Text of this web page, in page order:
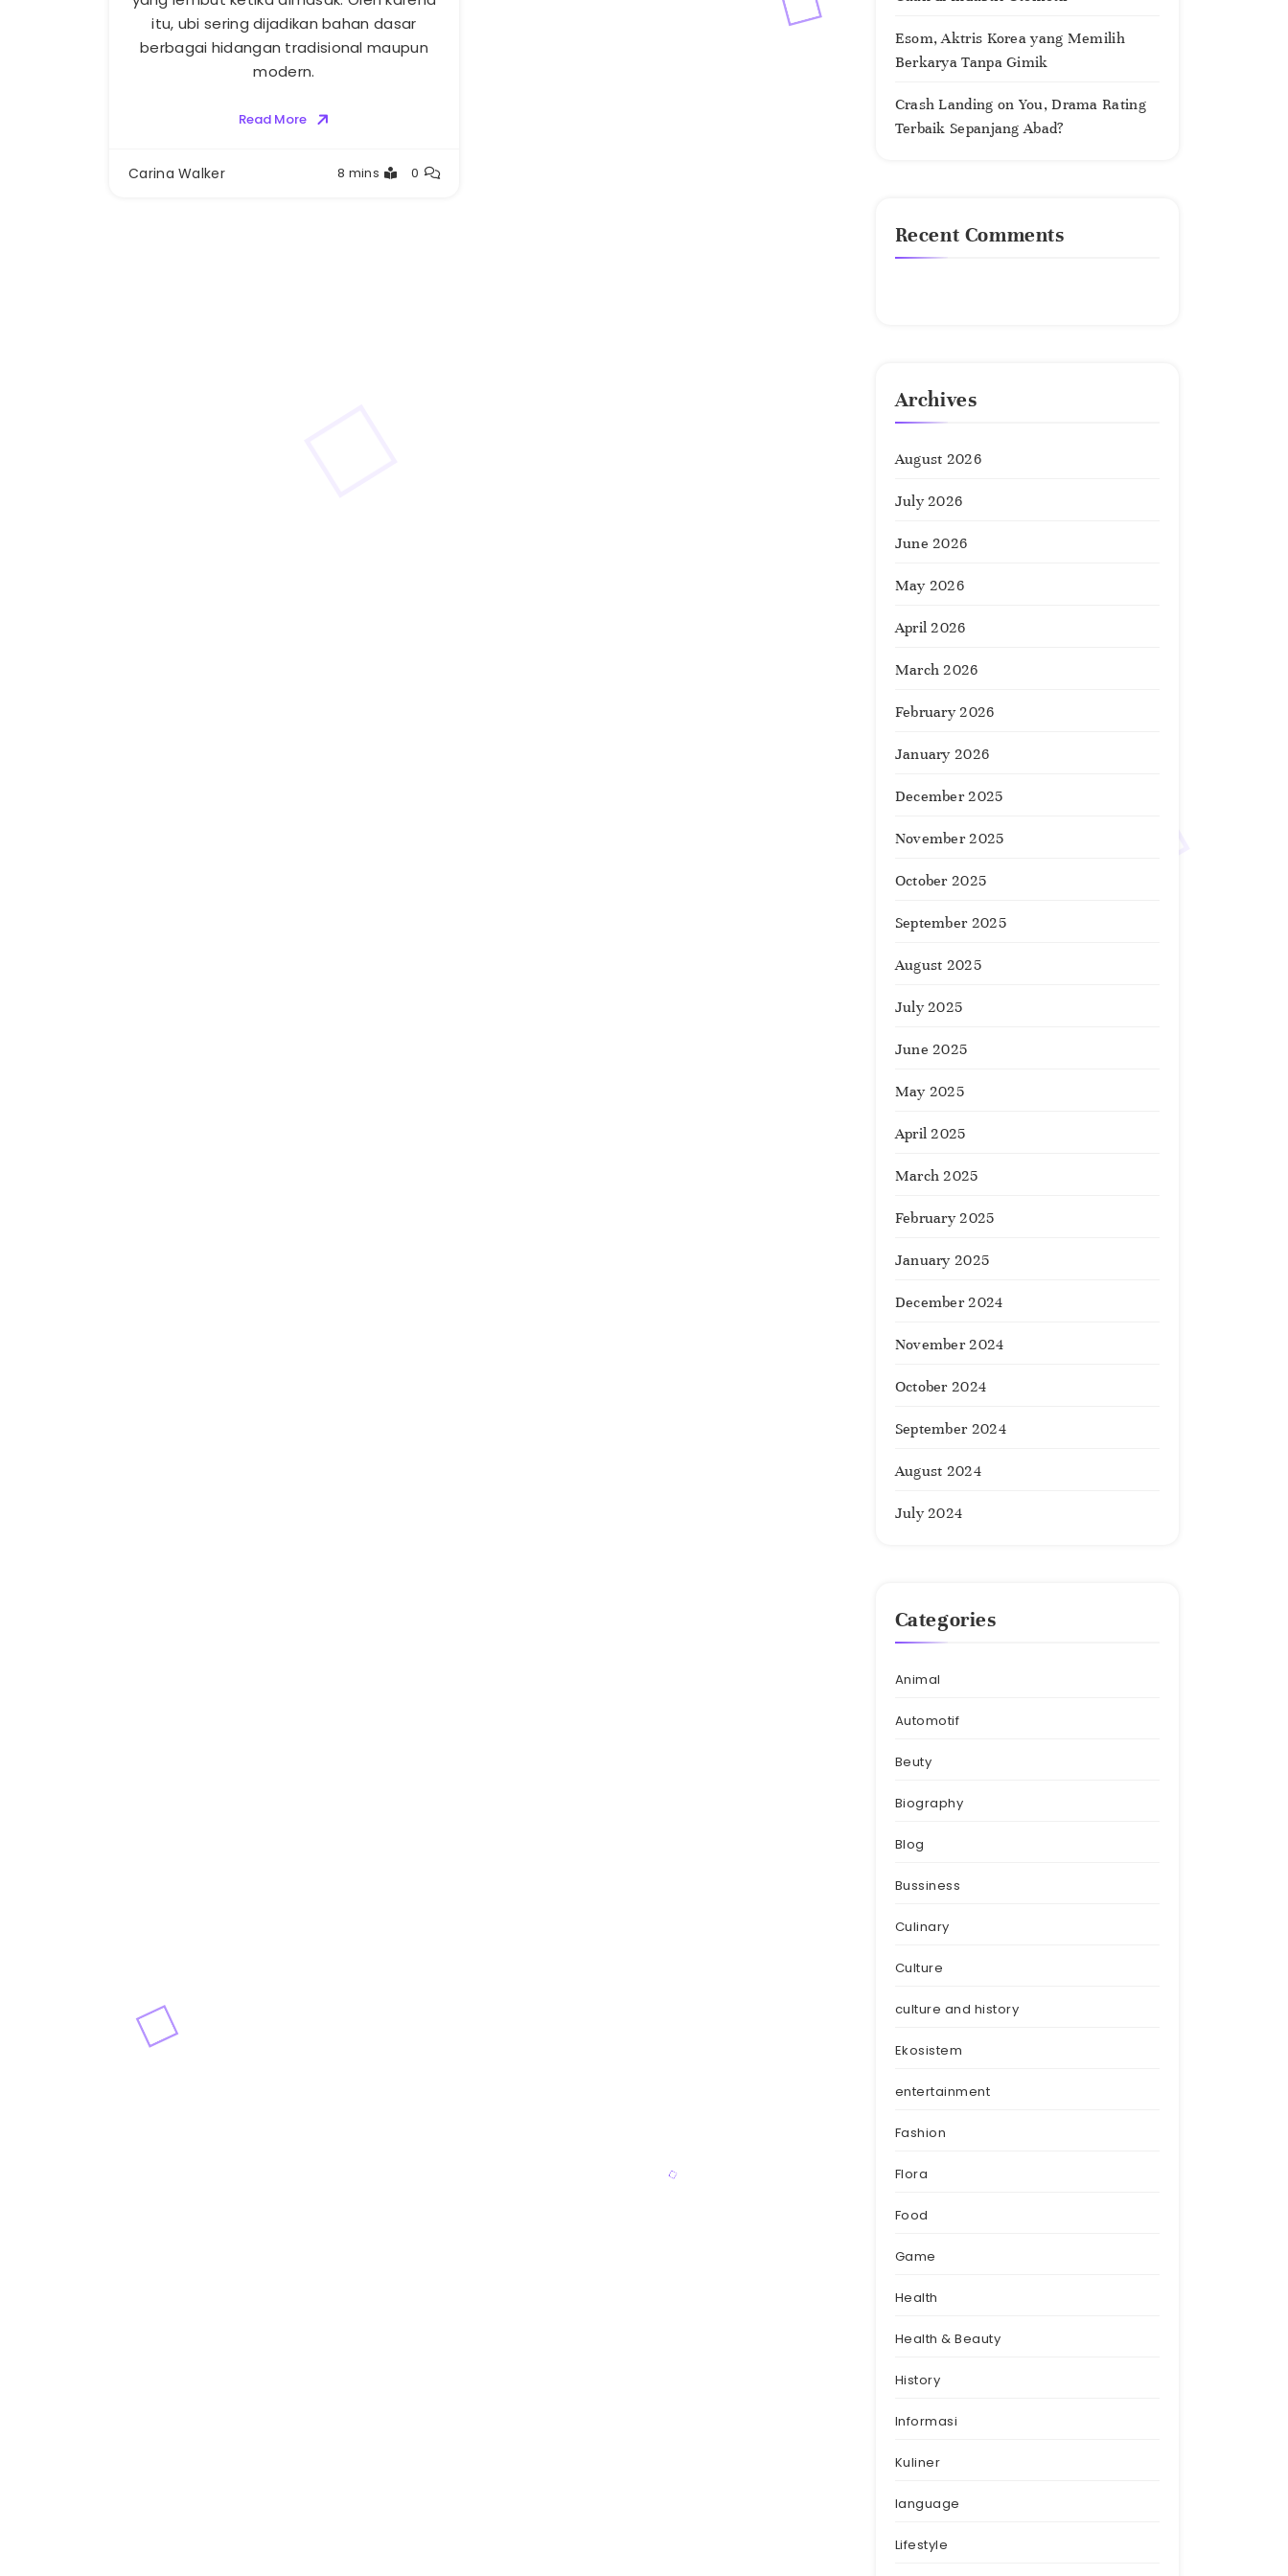
itu, ubi sering dijadikan bahan dasar
berbagai hidangan tradisional maupun
modern.
Read More
Carina Walker 8 mins 0
Esom, Aktris Korea yang Memilih
Berkarya Tanpa Gimik
Crash Landing on You, Drama Rating
Terbaik Sepanjang Abad?
Recent Comments
Archives
August 2026
July 2026
June 2026
May 2026
April 2026
March 2026
February 2026
January 2026
December 2025
November 2025
October 2025
September 2025
August 2025
July 2025
June 2025
May 2025
April 2025
March 2025
February 2025
January 2025
December 2024
November 2024
October 2024
September 2024
August 2024
July 2024
Categories
Animal
Automotif
Beuty
Biography
Blog
Bussiness
Culinary
Culture
culture and history
Ekosistem
entertainment
Fashion
Flora
Food
Game
Health
Health & Beauty
History
Informasi
Kuliner
language
Lifestyle